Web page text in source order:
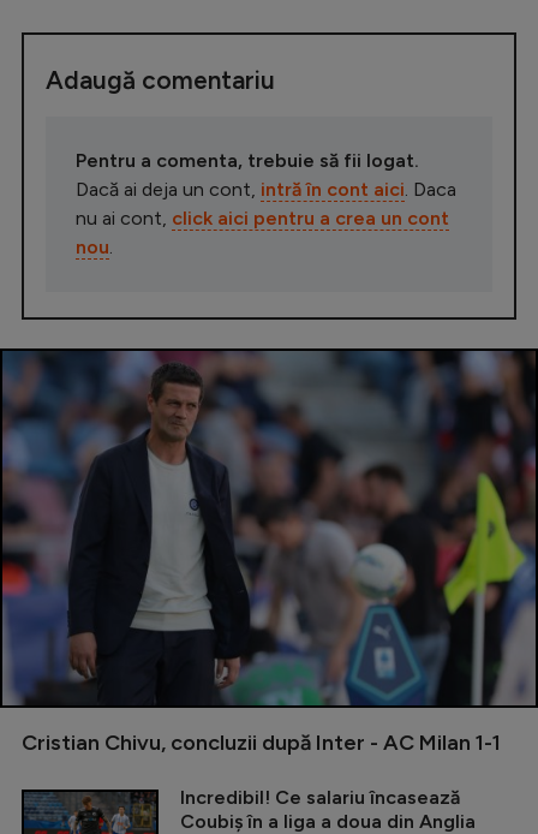
Adaugă comentariu
Pentru a comenta, trebuie să fii logat.
Dacă ai deja un cont, intră în cont aici. Daca
nu ai cont, click aici pentru a crea un cont
nou.
Cristian Chivu, concluzii după Inter - AC Milan 1-1
Incredibil! Ce salariu încasează
Coubiș în a liga a doua din Anglia